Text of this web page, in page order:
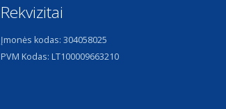
Rekvizitai
Įmonės kodas: 304058025
PVM Kodas: LT100009663210